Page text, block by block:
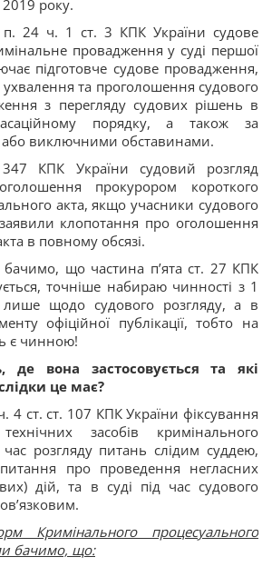
2019 року.
п. 24 ч. 1 ст. 3 КПК України судове
провадження у суді першої
підготовче судове провадження,
ухвалення та проголошення судового
з перегляду судових рішень в
порядку, а також за
виключними обставинами.
КПК України судовий розгляд
прокурором короткого
акта, якщо учасники судового
клопотання про оголошення
в повному обсязі.
що частина п’ята ст. 27 КПК
точніше набираю чинності з 1
щодо судового розгляду, а в
офіційної публікації, тобто на
є чинною!
вона застосовується та які
це має?
4 ст. ст. 107 КПК України фіксування
засобів кримінального
розгляду питань слідим суддею,
про проведення негласних
дій, та в суді під час судового
Кримінального процесуального
бачимо, що: